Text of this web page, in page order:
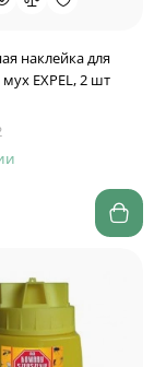
наклейка для
EXPEL, 2 шт